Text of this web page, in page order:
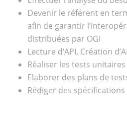
Devenir le référent en
afin de garantir
distribuées par OGI
Lecture d’API, Création
Réaliser les tests
Elaborer des plans de
Rédiger des